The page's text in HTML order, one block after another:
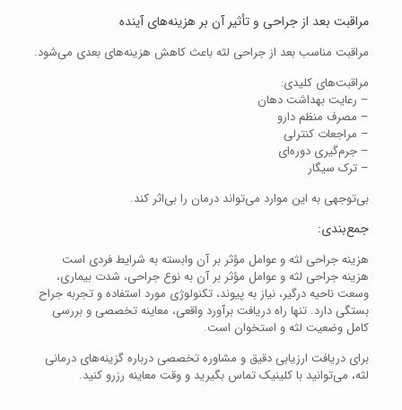
مراقبت بعد از جراحی و تأثیر آن بر هزینه‌های آینده
مراقبت مناسب بعد از جراحی لثه باعث کاهش هزینه‌های بعدی می‌شود.
مراقبت‌های کلیدی:
– رعایت بهداشت دهان
– مصرف منظم دارو
– مراجعات کنترلی
– جرم‌گیری دوره‌ای
– ترک سیگار
بی‌توجهی به این موارد می‌تواند درمان را بی‌اثر کند.
جمع‌بندی:
هزینه جراحی لثه و عوامل مؤثر بر آن وابسته به شرایط فردی است
هزینه جراحی لثه و عوامل مؤثر بر آن به نوع جراحی، شدت بیماری،
وسعت ناحیه درگیر، نیاز به پیوند، تکنولوژی مورد استفاده و تجربه جراح
بستگی دارد. تنها راه دریافت برآورد واقعی، معاینه تخصصی و بررسی
کامل وضعیت لثه و استخوان است.
برای دریافت ارزیابی دقیق و مشاوره تخصصی درباره گزینه‌های درمانی
لثه، می‌توانید با کلینیک تماس بگیرید و وقت معاینه رزرو کنید.